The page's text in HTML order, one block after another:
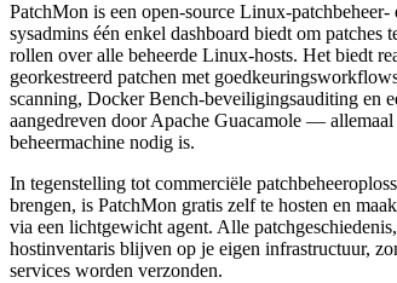
PatchMon is een open-source Linux-
sysadmins één enkel dashboard biedt om patches
rollen over alle beheerde Linux-hosts. Het biedt
georkestreerd patchen met
scanning, Docker Bench-beveiligingsauditing en
aangedreven door Apache Guacamole —
beheermachine nodig is.
In tegenstelling tot commerciële
brengen, is PatchMon gratis zelf te hosten en
via een lichtgewicht agent. Alle
hostinventaris blijven op je eigen infrastructuur,
services worden verzonden.